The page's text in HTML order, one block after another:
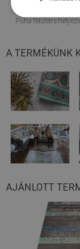
Puha felületre
A TERMÉKÜNK
AJÁNLOTT